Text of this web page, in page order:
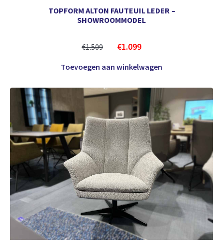
TOPFORM ALTON FAUTEUIL LEDER –
SHOWROOMMODEL
€1.509 €1.099
Toevoegen aan winkelwagen